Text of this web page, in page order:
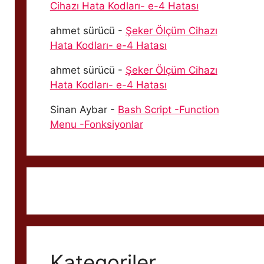
Cihazı Hata Kodları- e-4 Hatası
ahmet sürücü - Şeker Ölçüm Cihazı
Hata Kodları- e-4 Hatası
ahmet sürücü - Şeker Ölçüm Cihazı
Hata Kodları- e-4 Hatası
Sinan Aybar- Bash Script -Function
Menu -Fonksiyonlar